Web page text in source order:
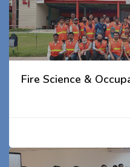
Fire Science &